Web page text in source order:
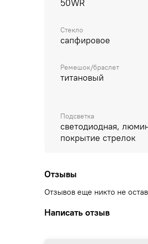
50WR
Стекло
сапфировое
Ремешок/браслет
титановый
Подсветка
светодиодная,
покрытие стрелок
Отзывы
Отзывов еще никто не
Написать отзыв